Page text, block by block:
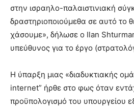
στην ισραηλο-παλαιστινιακή
δραστηριοποιούμεθα σε αυτό το
χάσουμε», δήλωσε ο Ilan
υπεύθυνος για το έργο
Η ύπαρξη μιας «διαδυκτιακής
internet” ήρθε στο φως όταν
προϋπολογισμό του υπουργείου